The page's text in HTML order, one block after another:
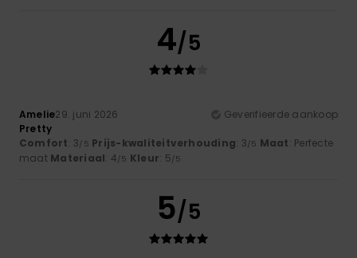
4/5
Amelie29. juni 2026
Geverifieerde aankoop
Pretty
Comfort: 3/5 Prijs-kwaliteitverhouding: 3/5 Maat: Perfecte
maat Materiaal: 4/5 Kleur: 5/5
5/5